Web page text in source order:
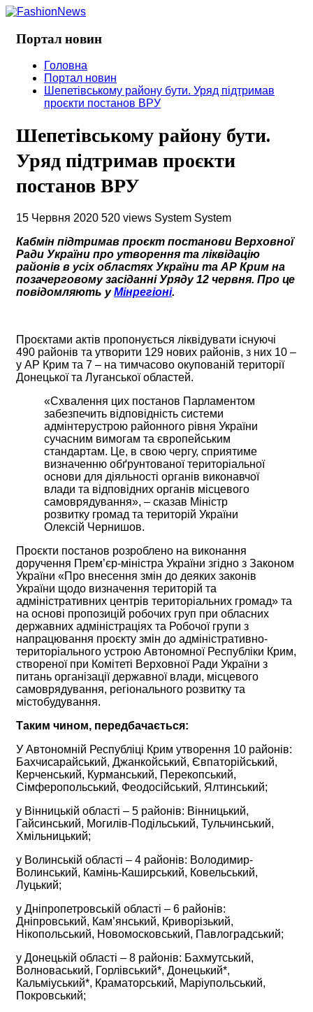
Портал новин
Головна
Портал новин
Шепетівському району бути. Уряд підтримав
проєкти постанов ВРУ
Шепетівському району бути.
Уряд підтримав проєкти
постанов ВРУ
15 Червня 2020 520 views System System
Кабмін підтримав проєкт постанови Верховної
Ради України про утворення та ліквідацію
районів в усіх областях України та АР Крим на
позачерговому засіданні Уряду 12 червня. Про це
повідомляють уМінрегіоні.
Проєктами актів пропонується ліквідувати існуючі
490 районів та утворити 129 нових районів, з них 10 –
у АР Крим та 7 – на тимчасово окупованій території
Донецької та Луганської областей.
«Схвалення цих постанов Парламентом
забезпечить відповідність системи
адмінтерустрою районного рівня України
сучасним вимогам та європейським
стандартам. Це, в свою чергу, сприятиме
визначенню обґрунтованої територіальної
основи для діяльності органів виконавчої
влади та відповідних органів місцевого
самоврядування», – сказав Міністр
розвитку громад та територій України
Олексій Чернишов.
Проєкти постанов розроблено на виконання
доручення Прем’єр-міністра України згідно з Законом
України «Про внесення змін до деяких законів
України щодо визначення територій та
адміністративних центрів територіальних громад» та
на основі пропозицій робочих груп при обласних
державних адміністраціях та Робочої групи з
напрацювання проєкту змін до адміністративно-
територіального устрою Автономної Республіки Крим,
створеної при Комітеті Верховної Ради України з
питань організації державної влади, місцевого
самоврядування, регіонального розвитку та
містобудування.
Таким чином, передбачається:
У Автономній Республіці Крим утворення 10 районів:
Бахчисарайський, Джанкойський, Євпаторійський,
Керченський, Курманський, Перекопський,
Сімферопольський, Феодосійський, Ялтинський;
у Вінницькій області – 5 районів: Вінницький,
Гайсинський, Могилів-Подільський, Тульчинський,
Хмільницький;
у Волинській області – 4 районів: Володимир-
Волинський, Камінь-Каширський, Ковельський,
Луцький;
у Дніпропетровській області – 6 районів:
Дніпровський, Кам’янський, Криворізький,
Нікопольський, Новомосковський, Павлоградський;
у Донецькій області – 8 районів: Бахмутський,
Волноваський, Горлівський*, Донецький*,
Кальміуський*, Краматорський, Маріупольський,
Покровський;